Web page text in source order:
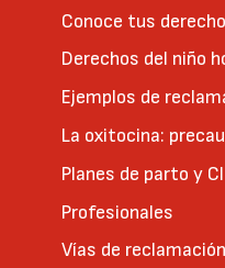
Conoce tus
Derechos del niño
Ejemplos de
La oxitocina:
Planes de parto y CI
Profesionales
Vías de reclamación